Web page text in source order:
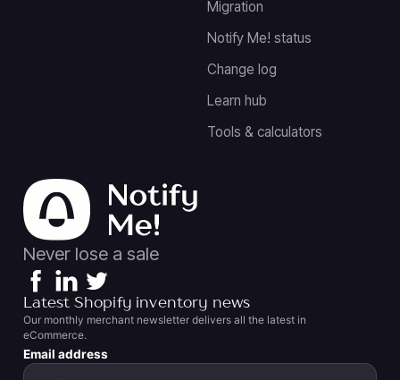
Migration
Notify Me! status
Change log
Learn hub
Tools & calculators
Never lose a sale
Latest Shopify inventory news
Our monthly merchant newsletter delivers all the latest in
eCommerce.
Email address